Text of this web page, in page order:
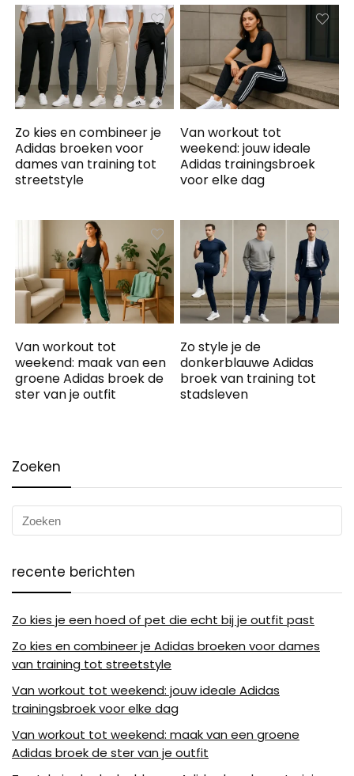
Zo kies en combineer je
Adidas broeken voor
dames van training tot
streetstyle
Van workout tot
weekend: jouw ideale
Adidas trainingsbroek
voor elke dag
Van workout tot
weekend: maak van een
groene Adidas broek de
ster van je outfit
Zo style je de
donkerblauwe Adidas
broek van training tot
stadsleven
Zoeken
recente berichten
Zo kies je een hoed of pet die echt bij je outfit past
Zo kies en combineer je Adidas broeken voor dames
van training tot streetstyle
Van workout tot weekend: jouw ideale Adidas
trainingsbroek voor elke dag
Van workout tot weekend: maak van een groene
Adidas broek de ster van je outfit